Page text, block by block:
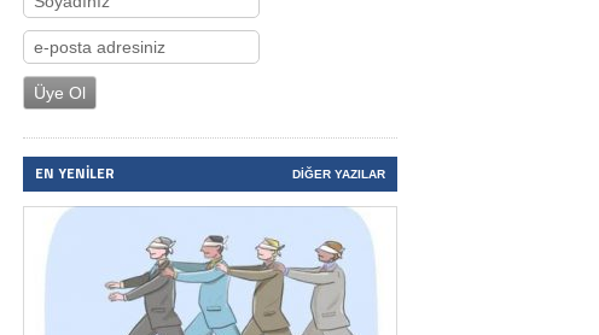
EN YENILER DIĞER YAZILAR